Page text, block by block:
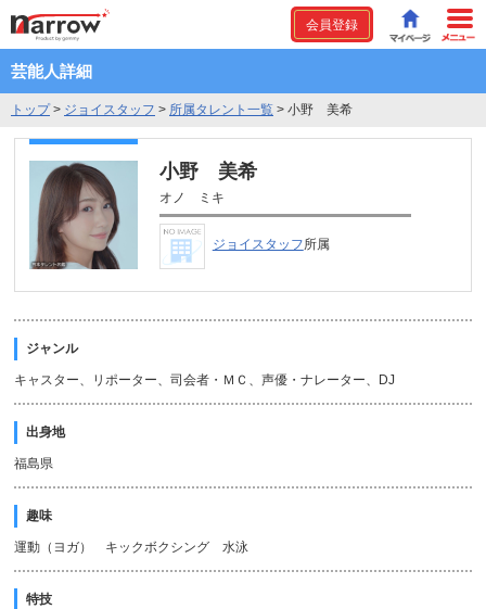
会員登録
芸能人詳細
トップ> ジョイスタッフ > 所属タレント一覧 > 小野 美希
小野 美希
オノ ミキ
ジョイスタッフ所属
ジャンル
キャスター、リポーター、司会者・ＭＣ、声優・ナレーター、DJ
出身地
福島県
趣味
運動（ヨガ） キックボクシング 水泳
特技